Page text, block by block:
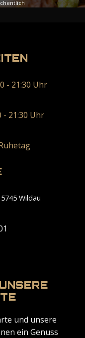
- 21:30 Uhr
- 21:30 Uhr
Wildau
und unsere
ein Genuss